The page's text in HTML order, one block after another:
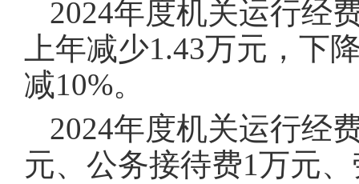
2024年度机关运行经
上年减少1.43万元，下
减10%。
2024年度机关运行经
元、公务接待费1万元